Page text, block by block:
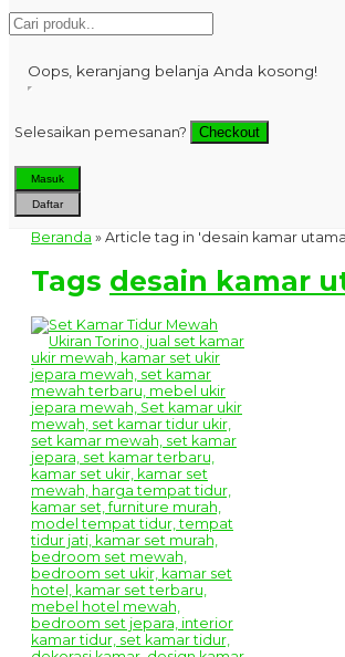
Oops, keranjang belanja Anda kosong!
Selesaikan pemesanan? Checkout
Masuk
Daftar
Beranda » Article tag in 'desain kamar
Tags desain kamar